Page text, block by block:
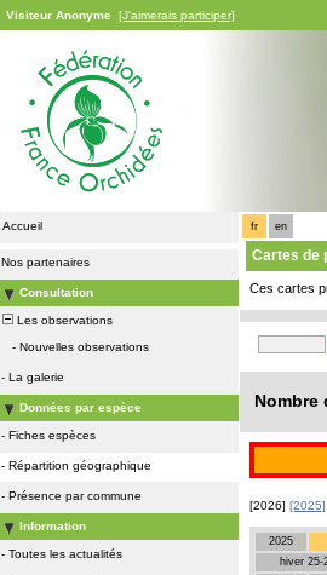
Visiteur Anonyme [J'aimerais participer]
Accueil
Nos partenaires
Consultation
Les observations
- Nouvelles observations
- La galerie
Données par espèce
- Fiches espèces
- Répartition géographique
- Présence par commune
Information
- Toutes les actualités
fr en
Cartes de
Ces cartes
Nombre
[2026] [2025]
2025
hiver 25-